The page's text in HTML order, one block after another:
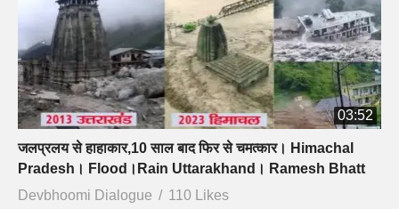
03:52
जलप्रलय से हाहाकार,10 साल बाद फिर से चमत्कार। Himachal
Pradesh। Flood।Rain Uttarakhand। Ramesh Bhatt
Devbhoomi Dialogue
110 Likes